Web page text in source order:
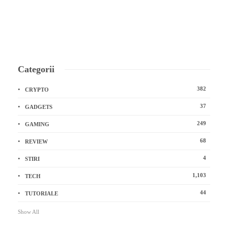
Categorii
CRYPTO 382
GADGETS 37
GAMING 249
REVIEW 68
STIRI 4
TECH 1,103
TUTORIALE 44
Show All